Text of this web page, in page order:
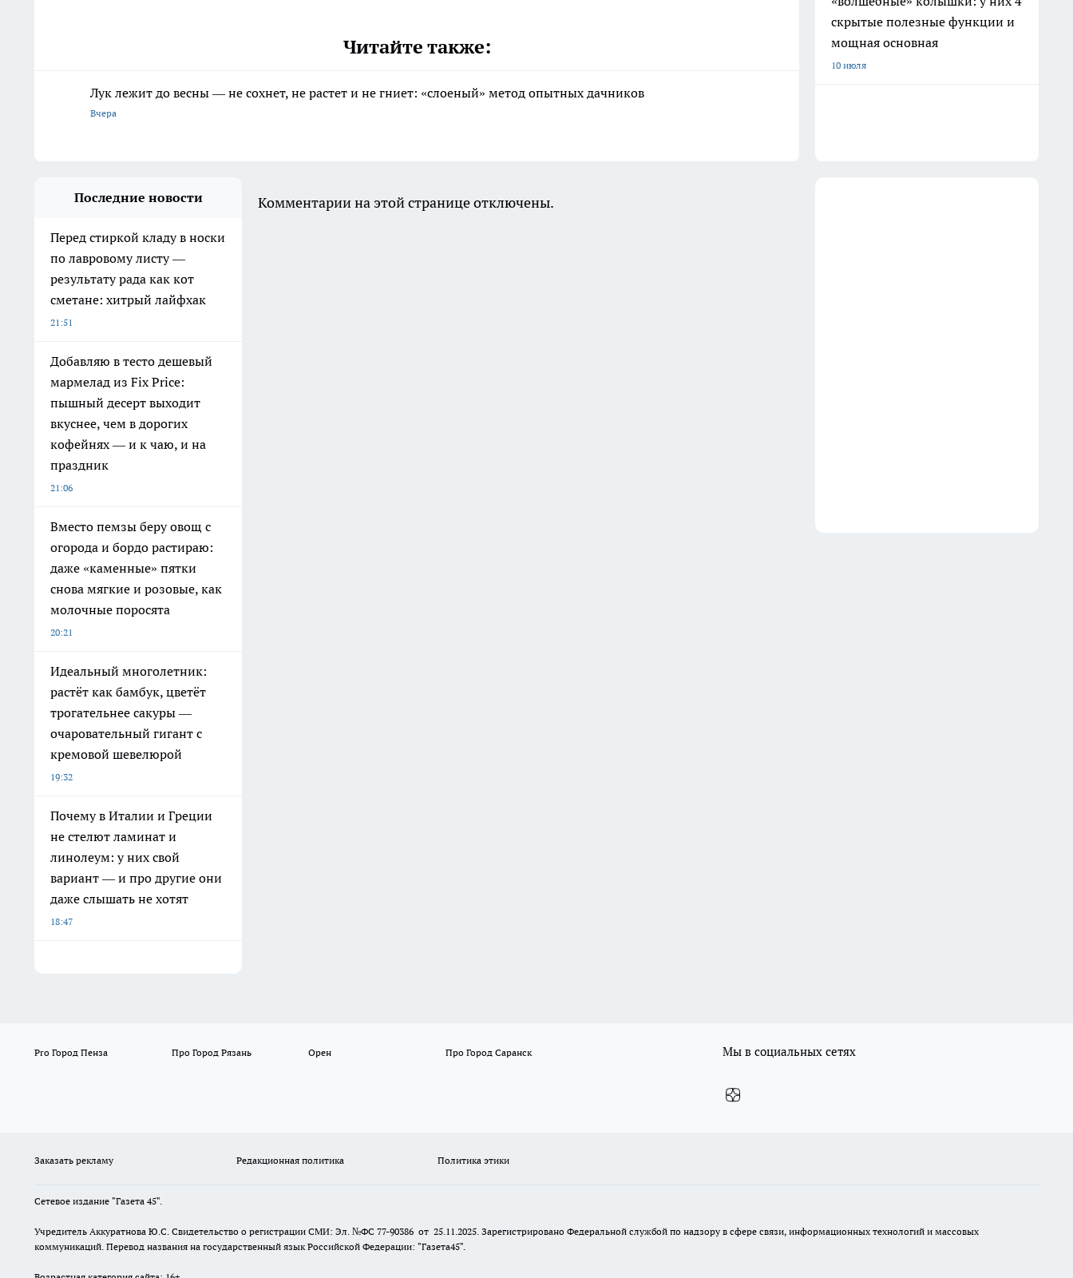
Читайте также:
Лук лежит до весны — не сохнет, не растет и не гниет: «слоеный» метод опытных дачников
Вчера
скрытые полезные функции и
мощная основная
10 июля
Последние новости
Перед стиркой кладу в носки
по лавровому листу —
результату рада как кот
сметане: хитрый лайфхак
21:51
Добавляю в тесто дешевый
мармелад из Fix Price:
пышный десерт выходит
вкуснее, чем в дорогих
кофейнях — и к чаю, и на
праздник
21:06
Вместо пемзы беру овощ с
огорода и бордо растираю:
даже «каменные» пятки
снова мягкие и розовые, как
молочные поросята
20:21
Идеальный многолетник:
растёт как бамбук, цветёт
трогательнее сакуры —
очаровательный гигант с
кремовой шевелюрой
19:32
Почему в Италии и Греции
не стелют ламинат и
линолеум: у них свой
вариант — и про другие они
даже слышать не хотят
18:47
Комментарии на этой странице отключены.
Pro Город Пенза Про Город Рязань Орен Про Город Саранск Мы в социальных сетях
Заказать рекламу Редакционная политика Политика этики
Сетевое издание "Газета 45".
Учредитель Аккуратнова Ю.С. Свидетельство о регистрации СМИ: Эл. №ФС 77-90386 от 25.11.2025. Зарегистрировано Федеральной службой по надзору в сфере связи, информационных технологий и массовых
коммуникаций. Перевод названия на государственный язык Российской Федерации: "Газета45".